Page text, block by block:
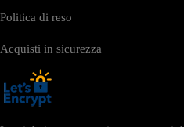
Politica di reso
Acquisti in sicurezza